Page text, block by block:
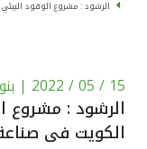
"برامج
الاستثمار
الرشود : مشروع الوقود
15 / 05 / 2022
|
الرشود : مشروع
الكويت فى